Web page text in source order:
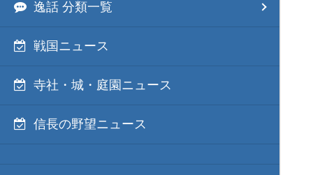
逸話 分類一覧
戦国ニュース
寺社・城・庭園ニュース
信長の野望ニュース